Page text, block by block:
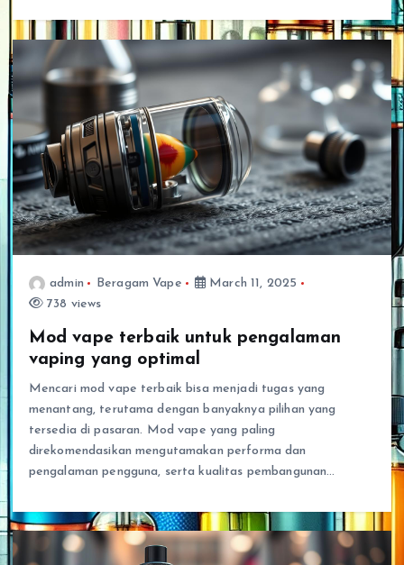
admin Beragam Vape
March 11, 2025
738 views
Mod vape terbaik untuk pengalaman
vaping yang optimal
Mencari mod vape terbaik bisa menjadi tugas yang
menantang, terutama dengan banyaknya pilihan yang
tersedia di pasaran. Mod vape yang paling
direkomendasikan mengutamakan performa dan
pengalaman pengguna, serta kualitas pembangunan…